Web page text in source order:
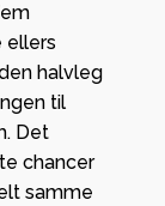
ellers
halvleg
til
Det
chancer
samme